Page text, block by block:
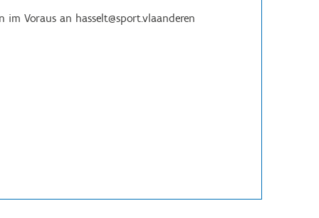
Voraus an hasselt@sport.vlaanderen